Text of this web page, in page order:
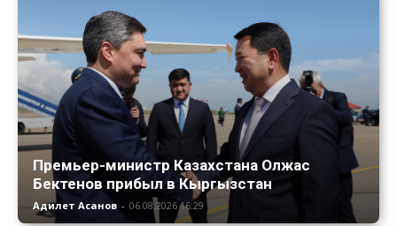
Премьер-министр Казахстана Олжас
Бектенов прибыл в Кыргызстан
Адилет Асанов - 06.08.2026 16:29